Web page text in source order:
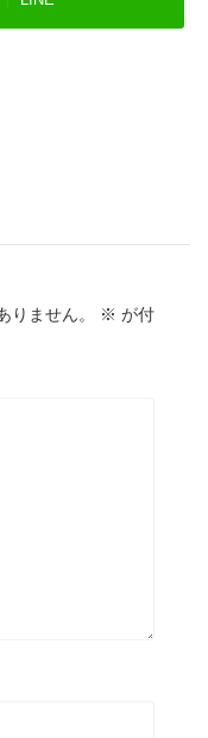
りません。 ※ が付